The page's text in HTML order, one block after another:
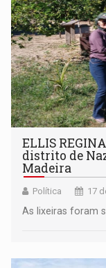
ELLIS
distrito de
Madeira
Política 17
As lixeiras foram